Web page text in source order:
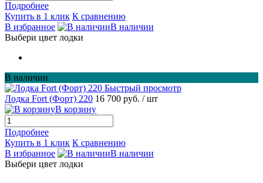
Подробнее
Купить в 1 клик К сравнению
В избранное
В наличии
Выбери цвет лодки
В наличии
Быстрый просмотр
Лодка Fort (Форт) 220 16 700 руб. / шт
В корзину
Подробнее
Купить в 1 клик К сравнению
В избранное
В наличии
Выбери цвет лодки